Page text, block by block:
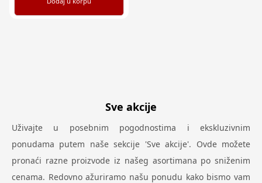
Sve akcije
Uživajte u posebnim pogodnostima i ekskluzivnim
ponudama putem naše sekcije 'Sve akcije'. Ovde možete
pronaći razne proizvode iz našeg asortimana po sniženim
cenama. Redovno ažuriramo našu ponudu kako bismo vam